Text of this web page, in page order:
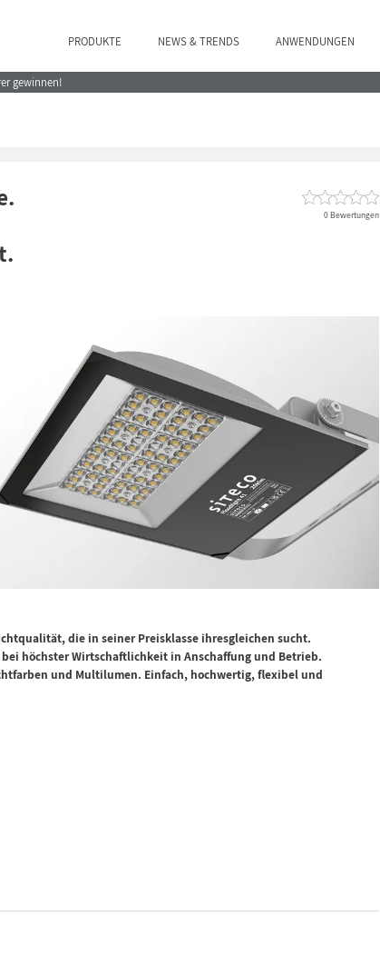
PRODUKTE NEWS & TRENDS ANWENDUNGEN
gewinnen!
0 Bewertungen
die in seiner Preisklasse ihresgleichen sucht.
höchster Wirtschaftlichkeit in Anschaffung und Betrieb.
und Multilumen. Einfach, hochwertig, flexibel und